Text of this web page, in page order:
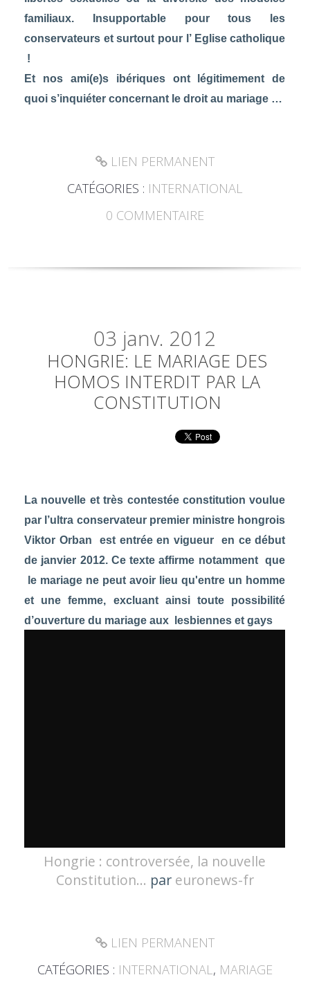
familiaux. Insupportable pour tous les
conservateurs et surtout pour l’ Eglise catholique
!
Et nos ami(e)s ibériques ont légitimement de
quoi s’inquiéter concernant le droit au mariage …
LIEN PERMANENT
CATÉGORIES : INTERNATIONAL
0 COMMENTAIRE
03 janv. 2012
HONGRIE: LE MARIAGE DES
HOMOS INTERDIT PAR LA
CONSTITUTION
La nouvelle et très contestée constitution voulue
par l’ultra conservateur premier ministre hongrois
Viktor Orban est entrée en vigueur en ce début
de janvier 2012. Ce texte affirme notamment que
le mariage ne peut avoir lieu qu'entre un homme
et une femme, excluant ainsi toute possibilité
d’ouverture du mariage aux lesbiennes et gays
Hongrie : controversée, la nouvelle
Constitution... par euronews-fr
LIEN PERMANENT
CATÉGORIES : INTERNATIONAL , MARIAGE